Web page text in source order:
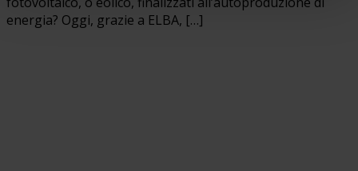
energia? Oggi, grazie a ELBA, […]